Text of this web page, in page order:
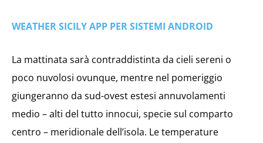
WEATHER SICILY APP PER SISTEMI ANDROID
La mattinata sarà contraddistinta da cieli sereni o
poco nuvolosi ovunque, mentre nel pomeriggio
giungeranno da sud-ovest estesi annuvolamenti
medio – alti del tutto innocui, specie sul comparto
centro – meridionale dell’isola. Le temperature